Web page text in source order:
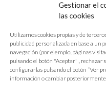
Gestionar el
las cookies
Utilizamos cookies propias y de
publicidad personalizada en base a un
navegación (por ejemplo, páginas
pulsando el botón "Aceptar" ,
configurarlas pulsando el botón “Ver
información o cambiar
que desarrolla el Colegio de
E-mail *
Acepto lostérminos y condiciones